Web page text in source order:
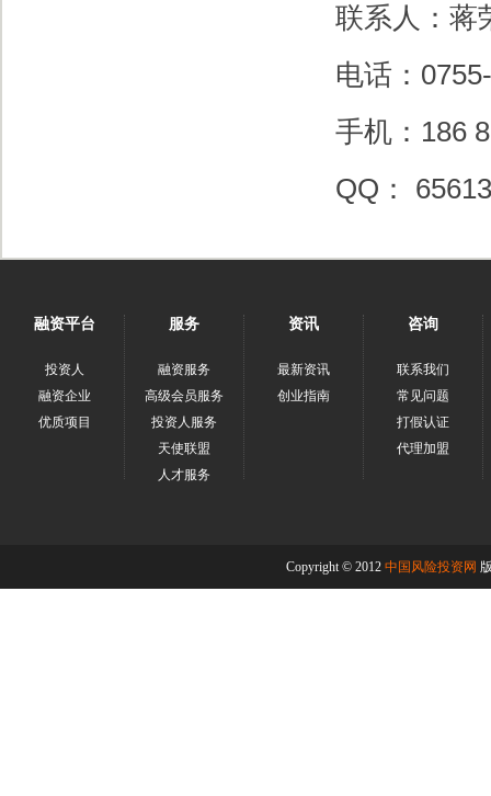
联系人：蒋
电话：
手机：186
QQ：
融资平台
投资人
融资企业
优质项目
服务
融资服务
高级会员服务
投资人服务
天使联盟
人才服务
资讯
最新资讯
创业指南
咨询
联系我们
常见问题
打假认证
代理加盟
Copyright © 2012 中国风险投资网